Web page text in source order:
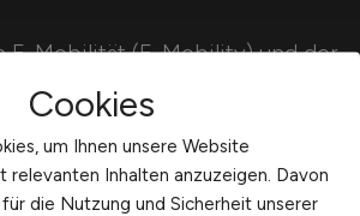
E-Mobilität (E-Mobility) und der
Cookies
um Ihnen unsere Website
relevanten Inhalten anzuzeigen. Davon
die Nutzung und Sicherheit unserer